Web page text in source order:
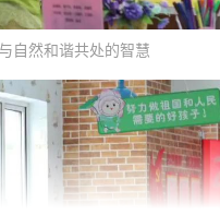
自然和谐共处的智慧